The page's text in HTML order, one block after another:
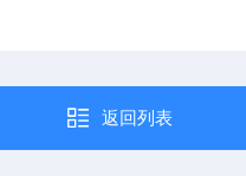
返回列表